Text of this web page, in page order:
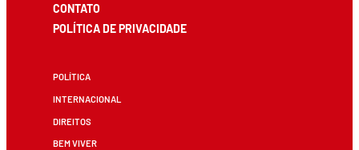
CONTATO
POLÍTICA DE PRIVACIDADE
POLÍTICA
INTERNACIONAL
DIREITOS
BEM VIVER